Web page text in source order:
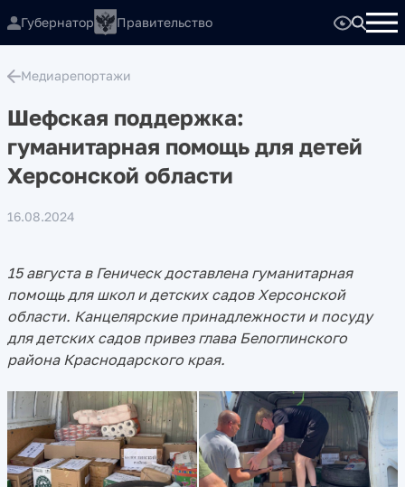
Губернатор Правительство
Медиарепортажи
Шефская поддержка:
гуманитарная помощь для детей
Херсонской области
16.08.2024
15 августа в Геническ доставлена гуманитарная
помощь для школ и детских садов Херсонской
области. Канцелярские принадлежности и посуду
для детских садов привез глава Белоглинского
района Краснодарского края.